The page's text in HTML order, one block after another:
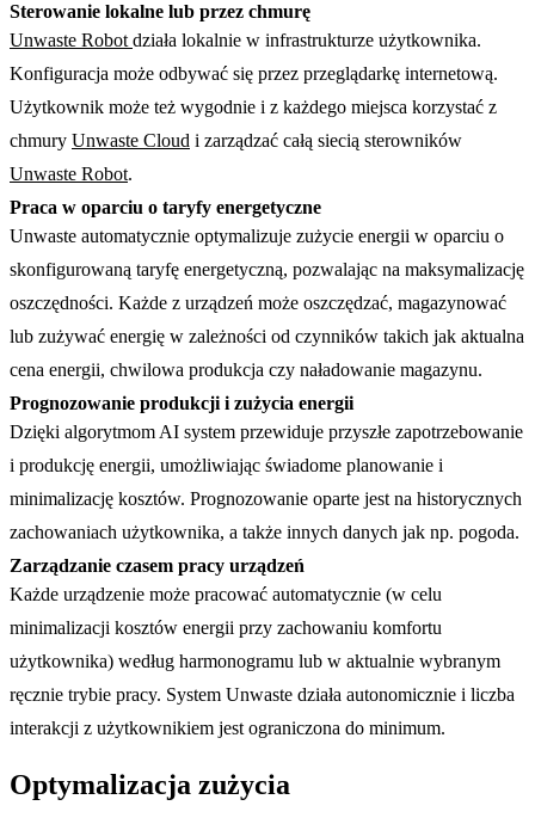
Sterowanie lokalne lub przez chmurę
Unwaste Robot działa lokalnie w infrastrukturze użytkownika.
Konfiguracja może odbywać się przez przeglądarkę internetową.
Użytkownik może też wygodnie i z każdego miejsca korzystać z
chmury Unwaste Cloud
Unwaste Robot.
Praca w oparciu o taryfy energetyczne
Unwaste automatycznie optymalizuje zużycie energii w oparciu o
skonfigurowaną taryfę energetyczną, pozwalając na maksymalizację
oszczędności. Każde z urządzeń może oszczędzać, magazynować
lub zużywać energię w zależności od czynników takich jak aktualna
cena energii, chwilowa produkcja czy naładowanie magazynu.
Prognozowanie produkcji i zużycia energii
Dzięki algorytmom AI system przewiduje przyszłe zapotrzebowanie
i produkcję energii, umożliwiając świadome planowanie i
minimalizację kosztów. Prognozowanie oparte jest na historycznych
zachowaniach użytkownika, a także innych danych jak np. pogoda.
Zarządzanie czasem pracy urządzeń
Każde urządzenie może pracować automatycznie (w celu
minimalizacji kosztów energii przy zachowaniu komfortu
użytkownika) według harmonogramu lub w aktualnie wybranym
ręcznie trybie pracy. System Unwaste działa autonomicznie i liczba
interakcji z użytkownikiem jest ograniczona do minimum.
Optymalizacja zużycia